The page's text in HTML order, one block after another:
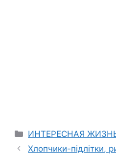
Categories
ИНТЕРЕСНАЯ
Хлопчики-підлітки,